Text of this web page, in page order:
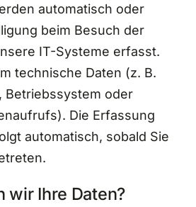
automatisch oder
beim Besuch der
IT-Systeme erfasst.
technische Daten (z. B.
Betriebssystem oder
Die Erfassung
automatisch, sobald Sie
wir Ihre Daten?